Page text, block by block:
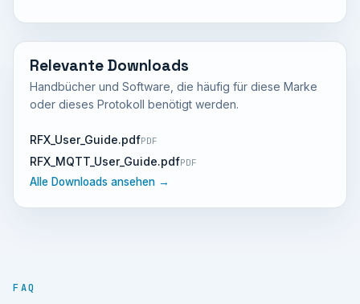
Relevante Downloads
Handbücher und Software, die häufig für diese Marke
oder dieses Protokoll benötigt werden.
RFX_User_Guide.pdfPDF
RFX_MQTT_User_Guide.pdfPDF
Alle Downloads ansehen →
FAQ